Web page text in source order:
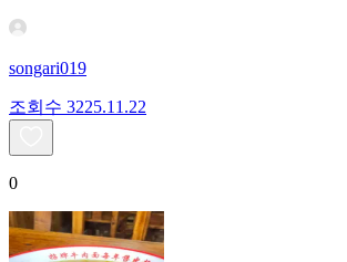
songari019
조회수 3225.11.22
0